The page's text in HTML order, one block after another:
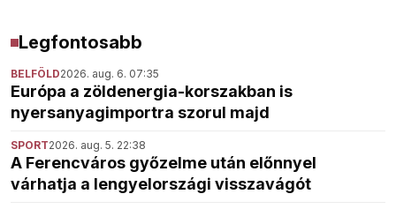
Legfontosabb
BELFÖLD2026. aug. 6. 07:35
Európa a zöldenergia-korszakban is
nyersanyagimportra szorul majd
SPORT2026. aug. 5. 22:38
A Ferencváros győzelme után előnnyel
várhatja a lengyelországi visszavágót